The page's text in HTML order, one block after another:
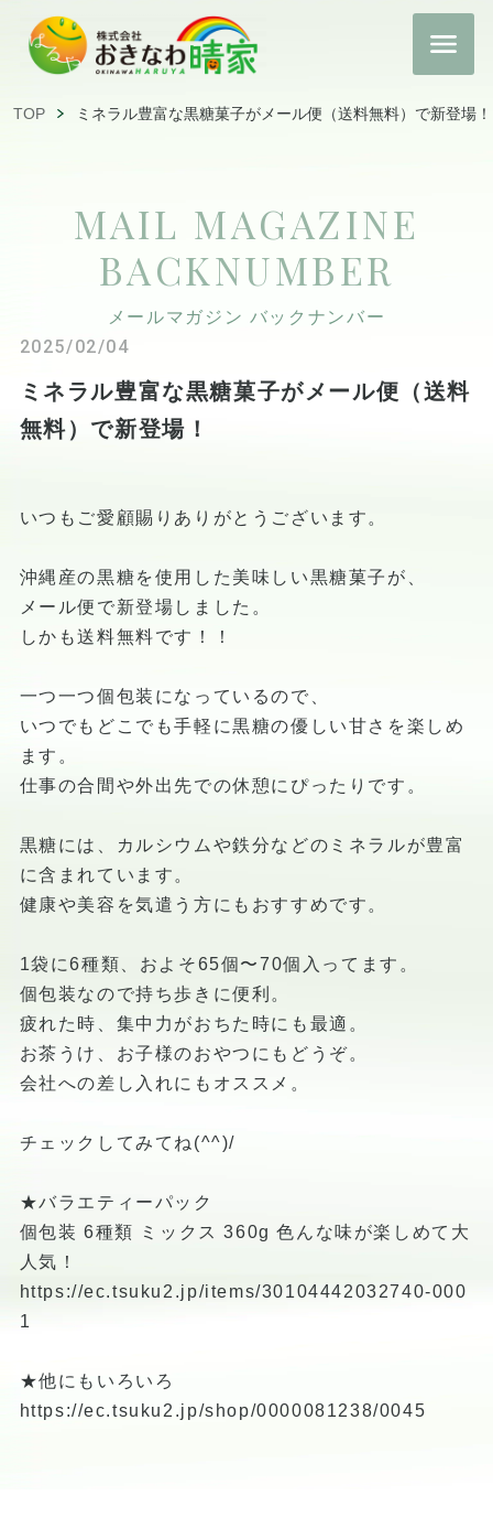
TOP ミネラル豊富な黒糖菓子がメール便（送料無料）で新登場！
MAIL MAGAZINE
BACKNUMBER
メールマガジン バックナンバー
2025/02/04
ミネラル豊富な黒糖菓子がメール便（送料
無料）で新登場！
いつもご愛顧賜りありがとうございます。
沖縄産の黒糖を使用した美味しい黒糖菓子が、
メール便で新登場しました。
しかも送料無料です！！
一つ一つ個包装になっているので、
いつでもどこでも手軽に黒糖の優しい甘さを楽しめ
ます。
仕事の合間や外出先での休憩にぴったりです。
黒糖には、カルシウムや鉄分などのミネラルが豊富
に含まれています。
健康や美容を気遣う方にもおすすめです。
1袋に6種類、およそ65個〜70個入ってます。
個包装なので持ち歩きに便利。
疲れた時、集中力がおちた時にも最適。
お茶うけ、お子様のおやつにもどうぞ。
会社への差し入れにもオススメ。
チェックしてみてね(^^)/
★バラエティーパック
個包装 6種類 ミックス 360g 色んな味が楽しめて大
人気！
https://ec.tsuku2.jp/items/30104442032740-000
1
★他にもいろいろ
https://ec.tsuku2.jp/shop/0000081238/0045